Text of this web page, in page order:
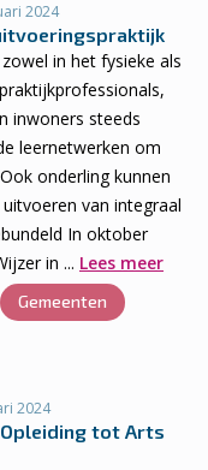
2024
in het fysieke als
inwoners steeds
leernetwerken om
onderling kunnen
van integraal
In oktober
in ... Lees meer
Gemeenten
2024
tot Arts